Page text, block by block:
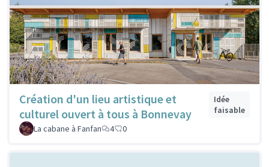
Création d'un lieu artistique et
culturel ouvert à tous à Bonnevay
Idée
faisable
La cabane à Fanfan
4 0